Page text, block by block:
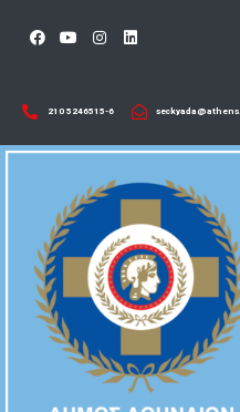
210 5246515-6​